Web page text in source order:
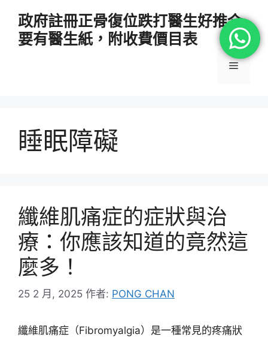
政府註冊正骨復位跌打醫生好推介
要有醫生紙，附收費價目表
選
睡眠障礙
纖維肌痛症的症狀與治
療：你應該知道的竟然這
麼多！
25 2 月, 2025 作者: PONG CHAN
纖維肌痛症（Fibromyalgia）是一種常見的疼痛狀